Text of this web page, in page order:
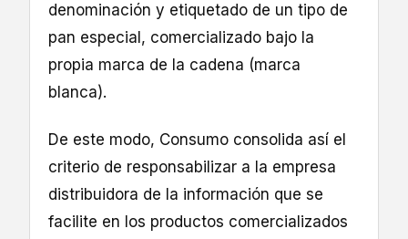
denominación y etiquetado de un tipo de
pan especial, comercializado bajo la
propia marca de la cadena (marca
blanca).
De este modo, Consumo consolida así el
criterio de responsabilizar a la empresa
distribuidora de la información que se
facilite en los productos comercializados